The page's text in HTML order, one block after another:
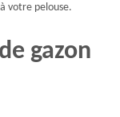
votre pelouse.
gazon